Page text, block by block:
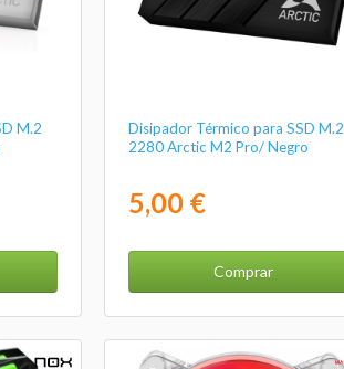
M.2
Disipador Térmico para SSD M.2
2280 Arctic M2 Pro/ Negro
5,00 €
Comprar